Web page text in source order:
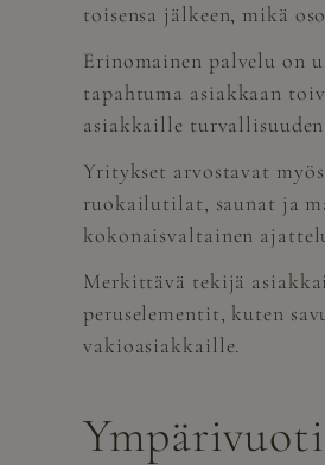
toisensa jälkeen, mikä
Erinomainen palvelu on
tapahtuma asiakkaan
asiakkaille
Yritykset arvostavat
ruokailutilat, saunat ja
kokonaisvaltainen
Merkittävä tekijä
peruselementit, kuten
vakioasiakkaille.